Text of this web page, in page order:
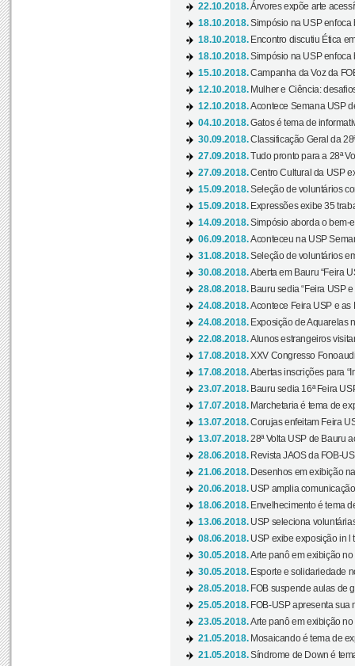
22.10.2018.Árvores expõe arte
18.10.2018.Simpósio na USP enfoca
18.10.2018. Encontro discutiu Ética
18.10.2018.Simpósio na USP enfoca
15.10.2018.Campanha da Voz da
12.10.2018. Mulher e Ciência:
12.10.2018.Acontece Semana USP
04.10.2018.Gatos é tema de
30.09.2018.Classificação Geral da
27.09.2018.Tudo pronto para a 28ª
27.09.2018.Centro Cultural da USP
15.09.2018.Seleção de voluntários
15.09.2018. Expressões exibe 35
14.09.2018.Simpósio aborda o bem-
06.09.2018.Aconteceu na USP
31.08.2018.Seleção de voluntários
30.08.2018.Aberta em Bauru “Feira
28.08.2018. Bauru sedia “Feira USP
24.08.2018.Acontece Feira USP e as
24.08.2018. Exposição de Aquarelas
22.08.2018.Alunos estrangeiros
17.08.2018.XXV Congresso
17.08.2018.Abertas inscrições para
23.07.2018. Bauru sedia 16ª Feira
17.07.2018. Marchetaria é tema de
13.07.2018.Corujas enfeitam Feira
13.07.2018.28ª Volta USP de Bauru
28.06.2018. Revista JAOS da FOB-
21.06.2018. Desenhos em exibição
20.06.2018. USP amplia
18.06.2018. Envelhecimento é tema
13.06.2018. USP seleciona
08.06.2018. USP exibe exposição in l
30.05.2018.Arte panô em exibição no
30.05.2018. Esporte e solidariedade
28.05.2018. FOB suspende aulas de
25.05.2018. FOB-USP apresenta sua
23.05.2018.Arte panô em exibição no
21.05.2018. Mosaicando é tema de
21.05.2018.Síndrome de Down é